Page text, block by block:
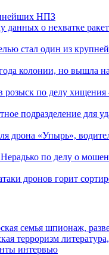
НПЗ
данных о нехватке
стал один из
колонии, но вышла
по делу хищения
подразделение для
дрона «Упырь»,
по делу о
дронов горит
семья шпионаж,
терроризм
интервью